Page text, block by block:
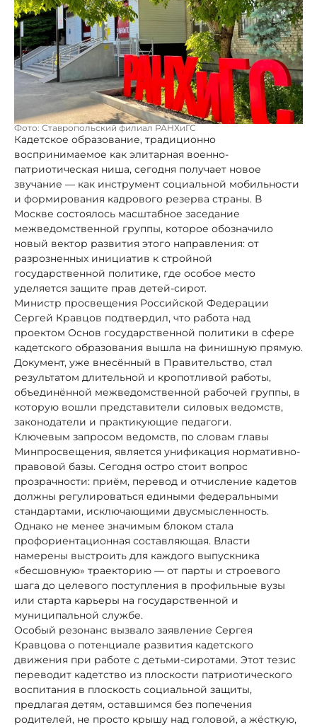
Фото: Ставропольский филиал РАНХиГС
Кадетское образование, традиционно
воспринимаемое как элитарная военно-
патриотическая ниша, сегодня получает новое
звучание — как инструмент социальной мобильности
и формирования кадрового резерва страны. В
Москве состоялось масштабное заседание
межведомственной группы, которое обозначило
новый вектор развития этого направления: от
разрозненных инициатив к стройной
государственной политике, где особое место
уделяется защите прав детей-сирот.
Министр просвещения Российской Федерации
Сергей Кравцов подтвердил, что работа над
проектом Основ государственной политики в сфере
кадетского образования вышла на финишную прямую.
Документ, уже внесённый в Правительство, стал
результатом длительной и кропотливой работы,
объединённой межведомственной рабочей группы, в
которую вошли представители силовых ведомств,
законодатели и практикующие педагоги.
Ключевым запросом ведомств, по словам главы
Минпросвещения, является унификация нормативно-
правовой базы. Сегодня остро стоит вопрос
прозрачности: приём, перевод и отчисление кадетов
должны регулироваться едиными федеральными
стандартами, исключающими двусмысленность.
Однако не менее значимым блоком стала
профориентационная составляющая. Власти
намерены выстроить для каждого выпускника
«бесшовную» траекторию — от парты и строевого
шага до целевого поступления в профильные вузы
или старта карьеры на государственной и
муниципальной службе.
Особый резонанс вызвало заявление Сергея
Кравцова о потенциале развития кадетского
движения при работе с детьми-сиротами. Этот тезис
переводит кадетство из плоскости патриотического
воспитания в плоскость социальной защиты,
предлагая детям, оставшимся без попечения
родителей, не просто крышу над головой, а жёсткую,